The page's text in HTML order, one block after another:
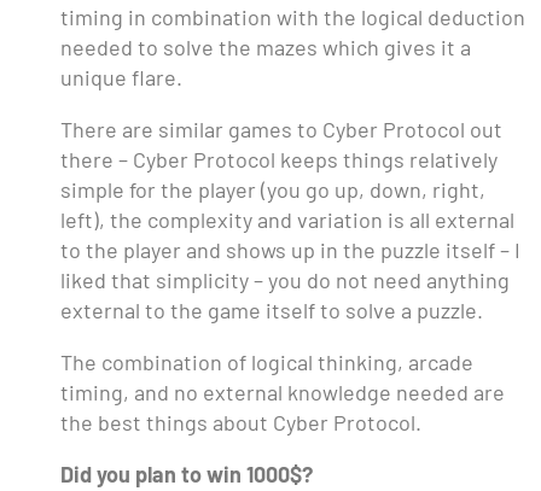
timing in combination with the logical deduction
needed to solve the mazes which gives it a
unique flare.
There are similar games to Cyber Protocol out
there – Cyber Protocol keeps things relatively
simple for the player (you go up, down, right,
left), the complexity and variation is all external
to the player and shows up in the puzzle itself – I
liked that simplicity – you do not need anything
external to the game itself to solve a puzzle.
The combination of logical thinking, arcade
timing, and no external knowledge needed are
the best things about Cyber Protocol.
Did you plan to win 1000$?